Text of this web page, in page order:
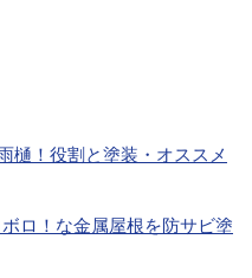
樋！役割と塗装・オススメ
ロ！な金属屋根を防サビ塗